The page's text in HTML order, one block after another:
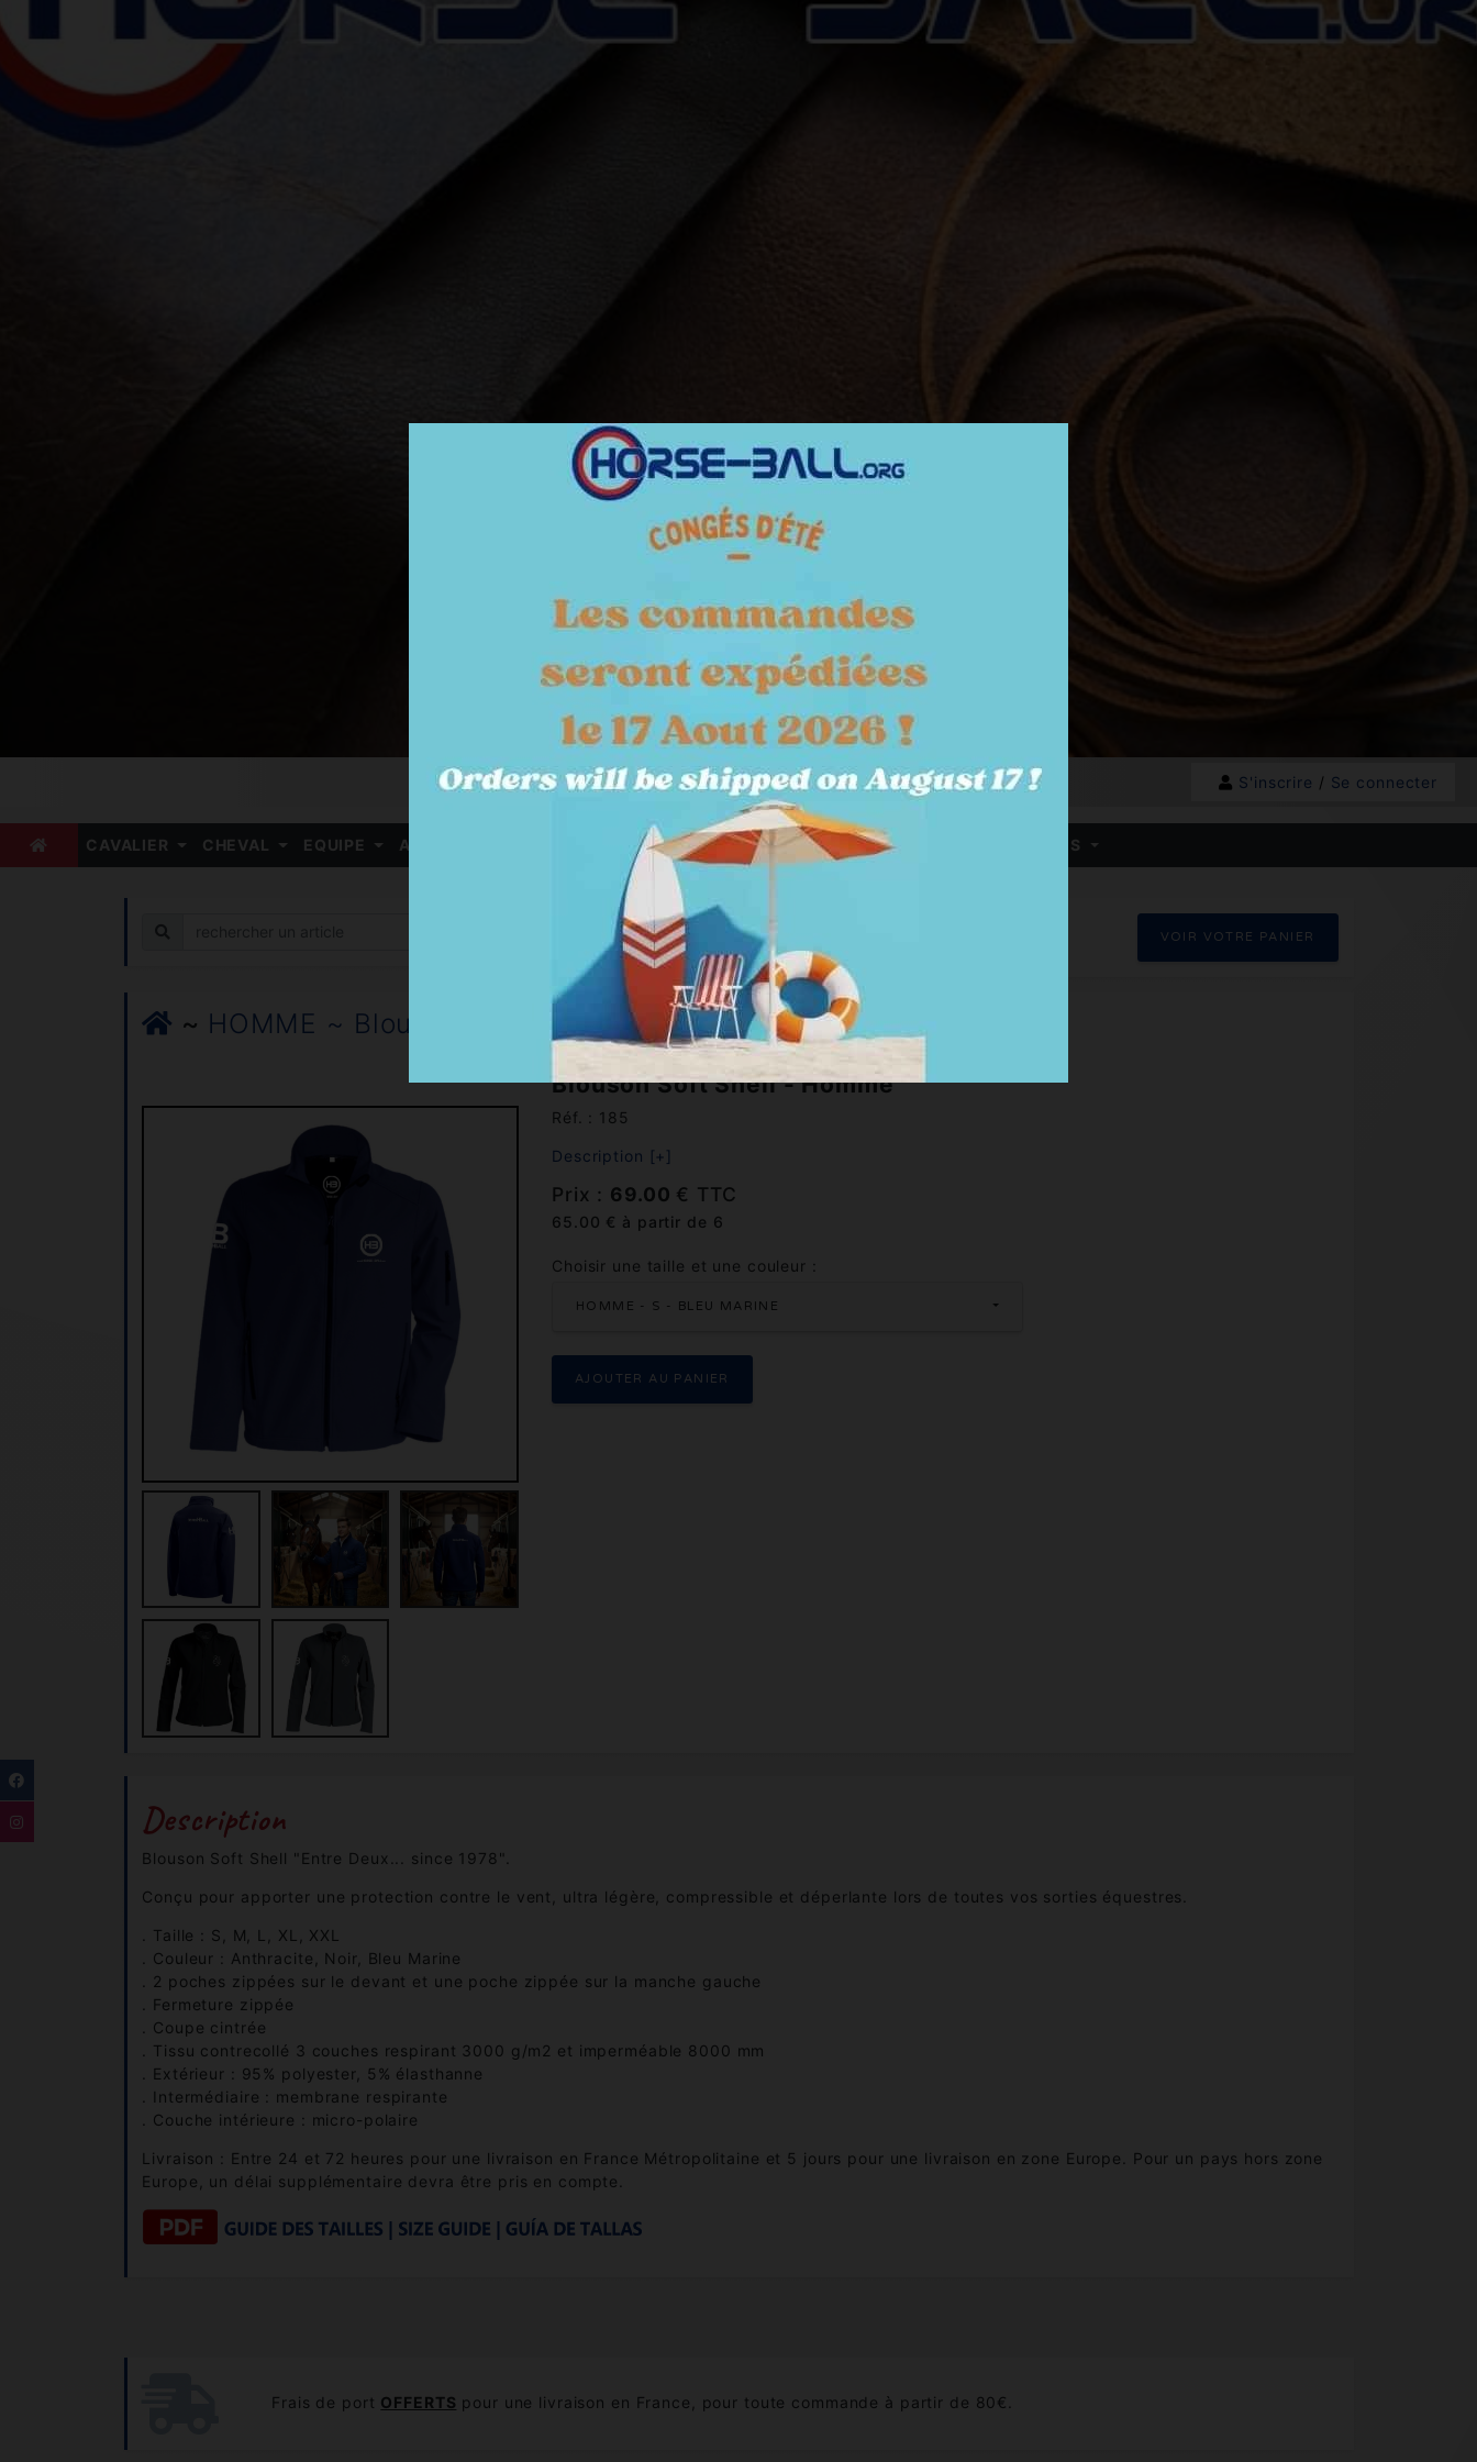
S'inscrire / Se connecter
CAVALIER CHEVAL EQUIPE ARBITRE SOINS & ECURIE TERRAIN KITS & PACKS JARDY HB - BOXES
Recherche
VOIR VOTRE PANIER
~ HOMME ~ Blousons et doudounes
Blouson Soft Shell - Homme
Réf. : 185
Description [+]
Prix : 69.00 € TTC
65.00 € à partir de 6
Choisir une taille et une couleur :
HOMME - S - BLEU MARINE
Description
Blouson Soft Shell "Entre Deux... since 1978".
Conçu pour apporter une protection contre le vent, ultra légère, compressible et déperlante lors de toutes vos sorties équestres.
. Taille : S, M, L, XL, XXL
. Couleur : Anthracite, Noir, Bleu Marine
. 2 poches zippées sur le devant et une poche zippée sur la manche gauche
. Fermeture zippée
. Coupe cintrée
. Tissu contrecollé 3 couches respirant 3000 g/m2 et imperméable 8000 mm
. Extérieur : 95% polyester, 5% élasthanne
. Intermédiaire : membrane respirante
. Couche intérieure : micro-polaire
Livraison : Entre 24 et 72 heures pour une livraison en France Métropolitaine et 5 jours pour une livraison en zone Europe. Pour un pays hors zone
Europe, un délai supplémentaire devra être pris en compte.
Frais de port OFFERTS pour une livraison en France, pour toute commande à partir de 80€.